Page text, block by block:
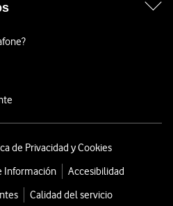
de Privacidad y Cookies
Información
Accesibilidad
Calidad del servicio